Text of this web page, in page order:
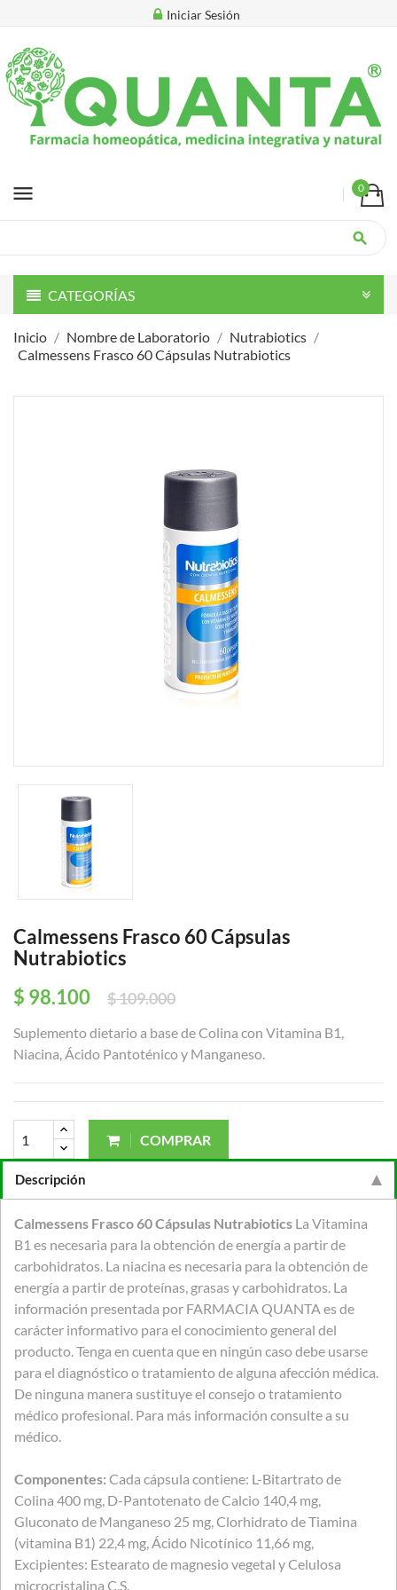
Iniciar Sesión
menu 0
search
CATEGORÍAS
Inicio Nombre de Laboratorio
Nutrabiotics
Calmessens Frasco 60 Cápsulas Nutrabiotics
Calmessens Frasco 60 Cápsulas
Nutrabiotics
$ 98.100
$ 109.000
Suplemento dietario a base de Colina con Vitamina B1,
Niacina, Ácido Pantoténico y Manganeso.
COMPRAR
Descripción
Calmessens Frasco 60 Cápsulas Nutrabiotics La Vitamina
B1 es necesaria para la obtención de energía a partir de
carbohidratos. La niacina es necesaria para la obtención de
energía a partir de proteínas, grasas y carbohidratos. La
información presentada por FARMACIA QUANTA es de
carácter informativo para el conocimiento general del
producto. Tenga en cuenta que en ningún caso debe usarse
para el diagnóstico o tratamiento de alguna afección médica.
De ninguna manera sustituye el consejo o tratamiento
médico profesional. Para más información consulte a su
médico.
Componentes: Cada cápsula contiene: L-Bitartrato de
Colina 400 mg, D-Pantotenato de Calcio 140,4 mg,
Gluconato de Manganeso 25 mg, Clorhidrato de Tiamina
(vitamina B1) 22,4 mg, Ácido Nicotínico 11,66 mg,
Excipientes: Estearato de magnesio vegetal y Celulosa
microcristalina C.S.